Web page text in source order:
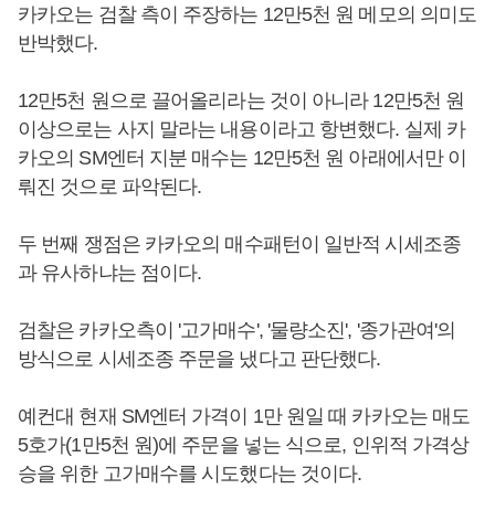
카카오는 검찰 측이 주장하는 12만5천 원 메모의 의미도
반박했다.
12만5천 원으로 끌어올리라는 것이 아니라 12만5천 원
이상으로는 사지 말라는 내용이라고 항변했다. 실제 카
카오의 SM엔터 지분 매수는 12만5천 원 아래에서만 이
뤄진 것으로 파악된다.
두 번째 쟁점은 카카오의 매수패턴이 일반적 시세조종
과 유사하냐는 점이다.
검찰은 카카오측이 '고가매수', '물량소진', '종가관여'의
방식으로 시세조종 주문을 냈다고 판단했다.
예컨대 현재 SM엔터 가격이 1만 원일 때 카카오는 매도
5호가(1만5천 원)에 주문을 넣는 식으로, 인위적 가격상
승을 위한 고가매수를 시도했다는 것이다.